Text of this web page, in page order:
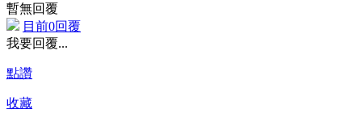
暫無回覆
目前0回覆
我要回覆...
點讚
收藏